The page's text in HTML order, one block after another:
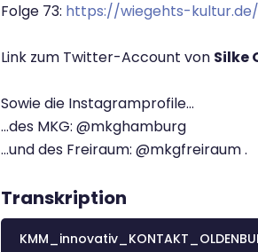
Folge 73: https://wiegehts-
Link zum Twitter-Account von Silke
Sowie die Instagramprofile…
…des MKG: @mkghamburg
…und des Freiraum: @mkgfreiraum .
Transkription